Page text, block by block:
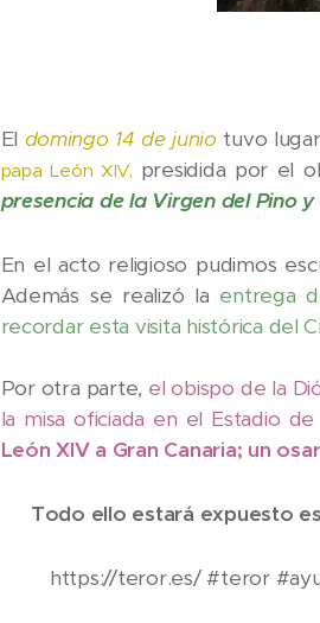
El domingo 14 de junio tuvo
papa León XIV, presidida por el
presencia de la Virgen del Pino
En el acto religioso pudimos
Además se realizó la entrega
recordar esta visita histórica del
Por otra parte, el obispo de la
la misa oficiada en el Estadio
León XIV a Gran Canaria; un
Todo ello estará expuesto
ℹ️👉https://teror.es/ #teror